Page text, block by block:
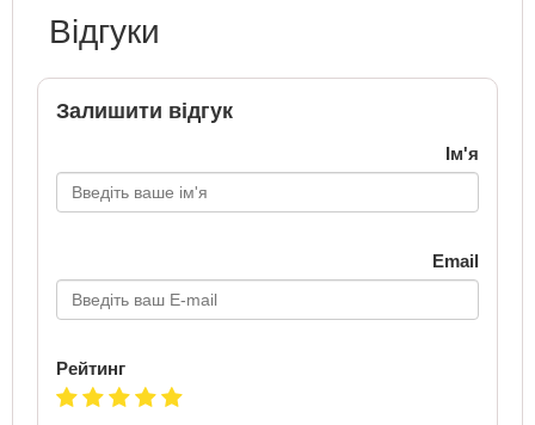
Відгуки
Залишити відгук
Ім'я
Email
Рейтинг